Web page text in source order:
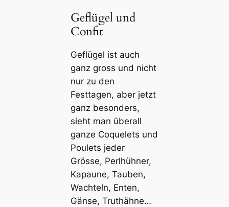
Geflügel und
Confit
Geflügel ist auch
ganz gross und nicht
nur zu den
Festtagen, aber jetzt
ganz besonders,
sieht man überall
ganze Coquelets und
Poulets jeder
Grösse, Perlhühner,
Kapaune, Tauben,
Wachteln, Enten,
Gänse, Truthähne…